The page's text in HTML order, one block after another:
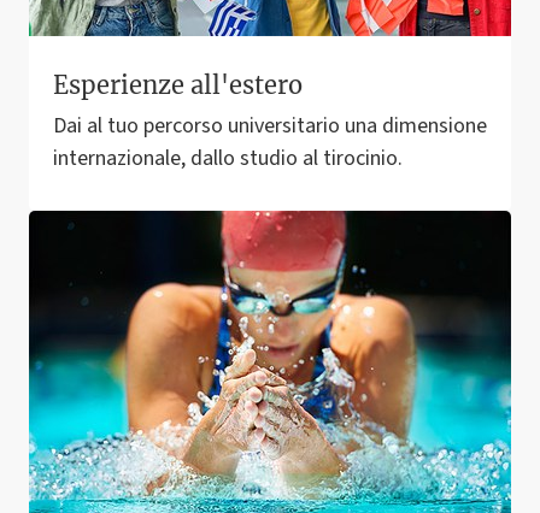
Esperienze all'estero
Dai al tuo percorso universitario una dimensione
internazionale, dallo studio al tirocinio.